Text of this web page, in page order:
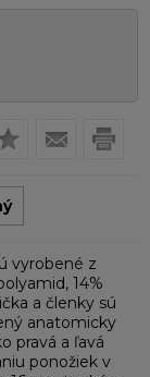
vyrobené z
14%
a členky sú
anatomicky
pravá a ľavá
ponožiek v